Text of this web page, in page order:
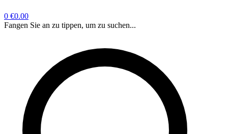
0 €0.00
Fangen Sie an zu tippen, um zu suchen...